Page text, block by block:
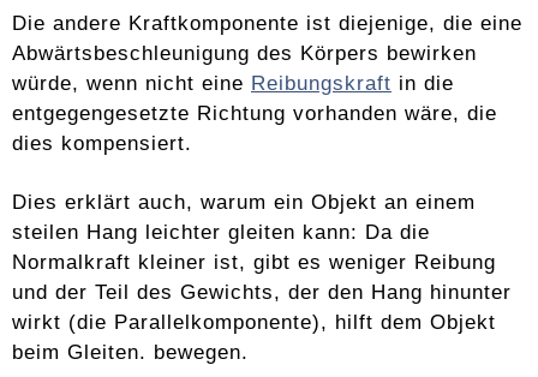
Die andere Kraftkomponente ist diejenige, die eine
Abwärtsbeschleunigung des Körpers bewirken
würde, wenn nicht eine Reibungskraft in die
entgegengesetzte Richtung vorhanden wäre, die
dies kompensiert.
Dies erklärt auch, warum ein Objekt an einem
steilen Hang leichter gleiten kann: Da die
Normalkraft kleiner ist, gibt es weniger Reibung
und der Teil des Gewichts, der den Hang hinunter
wirkt (die Parallelkomponente), hilft dem Objekt
beim Gleiten. bewegen.